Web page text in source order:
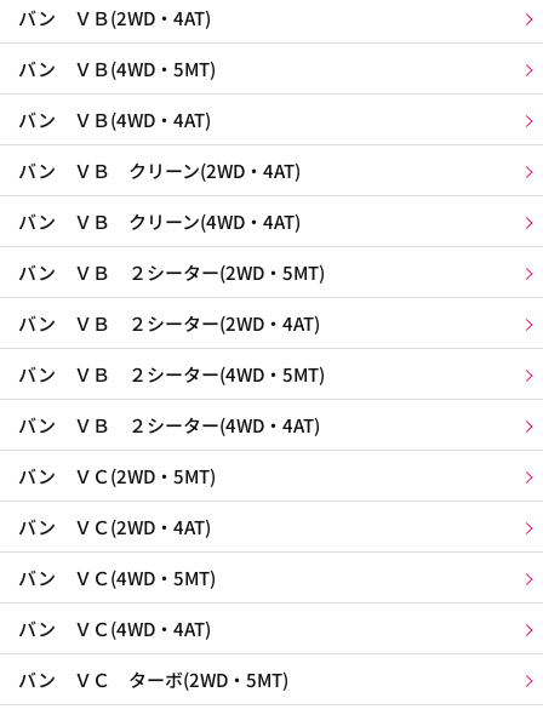
バン ＶＢ(2WD・4AT)
バン ＶＢ(4WD・5MT)
バン ＶＢ(4WD・4AT)
バン ＶＢ クリーン(2WD・4AT)
バン ＶＢ クリーン(4WD・4AT)
バン ＶＢ ２シーター(2WD・5MT)
バン ＶＢ ２シーター(2WD・4AT)
バン ＶＢ ２シーター(4WD・5MT)
バン ＶＢ ２シーター(4WD・4AT)
バン ＶＣ(2WD・5MT)
バン ＶＣ(2WD・4AT)
バン ＶＣ(4WD・5MT)
バン ＶＣ(4WD・4AT)
バン ＶＣ ターボ(2WD・5MT)